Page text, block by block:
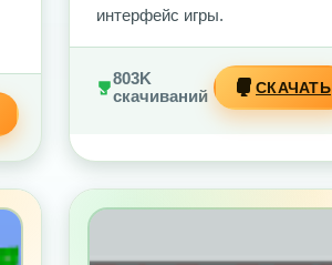
интерфейс игры.
803K
скачиваний
СКАЧАТЬ